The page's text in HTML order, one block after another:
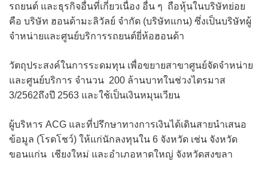
รถยนต์ และธุรกิจอื่นที่เกี่ยวเนื่อง อื่น ๆ ถือหุ้นในบริษัทย่อย
คือ บริษัท ฮอนด้ามะลิวัลย์ จำกัด (บริษัทแกน) ซึ่งเป็นบริษัทผู้
จำหน่ายและศูนย์บริการรถยนต์ยี่ห้อฮอนด้า
วัตถุประสงค์ในการระดมทุน เพื่อขยายสาขาศูนย์จัดจำหน่าย
และศูนย์บริการ จำนวน 200 ล้านบาทในช่วงไตรมาส
3/2562ถึงปี 2563 และใช้เป็นเงินหมุนเวียน
ผู้บริหาร ACG และที่ปรึกษาทางการเงินได้เดินสายนำเสนอ
ข้อมูล (โรดโชว์) ให้แก่นักลงทุนใน 6 จังหวัด เช่น จังหวัด
ขอนแก่น เชียงใหม่ และอำเภอหาดใหญ่ จังหวัดสงขลา